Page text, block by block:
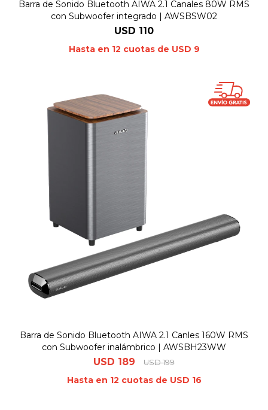
Barra de Sonido Bluetooth AIWA 2.1 Canales 80W RMS
con Subwoofer integrado | AWSBSW02
USD 110
Hasta en 12 cuotas de USD 9
Barra de Sonido Bluetooth AIWA 2.1 Canles 160W RMS
con Subwoofer inalámbrico | AWSBH23WW
USD 189 USD 199
Hasta en 12 cuotas de USD 16